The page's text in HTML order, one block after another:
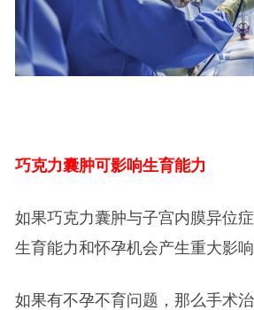
巧克力囊肿可影响生育能力
如果巧克力囊肿与子宫内膜异位
生育能力和怀孕机会产生重大影响
如果有不孕不育问题，那么手术